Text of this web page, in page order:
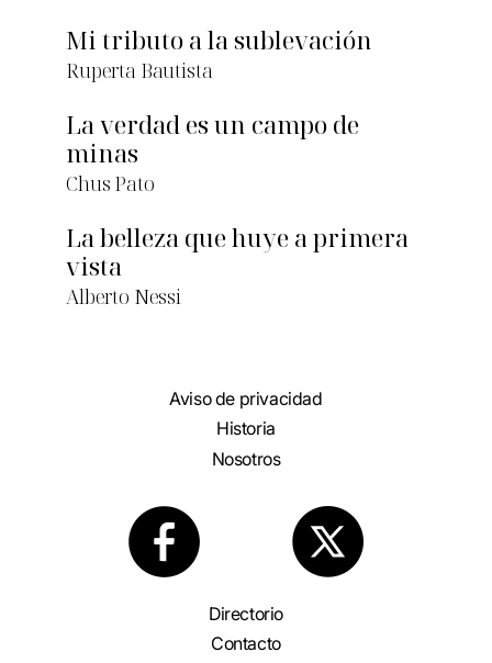
Mi tributo a la sublevación
Ruperta Bautista
La verdad es un campo de
minas
Chus Pato
La belleza que huye a primera
vista
Alberto Nessi
Aviso de privacidad
Historia
Nosotros
Directorio
Contacto